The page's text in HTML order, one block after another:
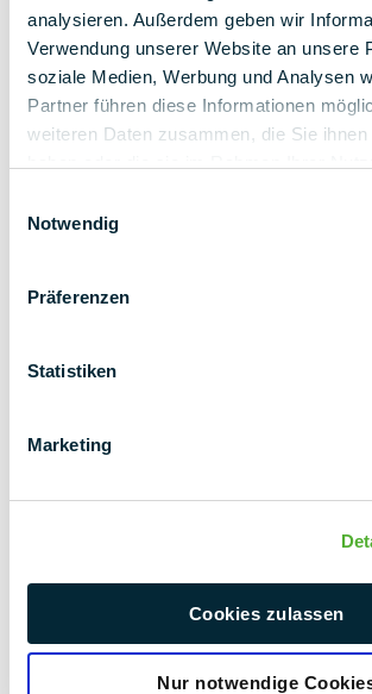
analysieren. Außerdem geben wir
Verwendung unserer Website an unsere
soziale Medien, Werbung und Analysen
Partner führen diese Informationen
weiteren Daten zusammen, die Sie
Notwendig
Präferenzen
Statistiken
Marketing
Cookies zulassen
Nur notwendige
Locatie
E-mailadres
Bestanden bijvoegen: